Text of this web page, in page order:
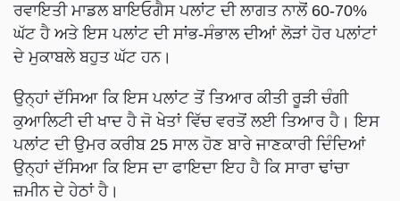
ਰਵਾਇਤੀ ਮਾਡਲ ਬਾਇਓਗੈਸ ਪਲਾਂਟ ਦੀ ਲਾਗਤ ਨਾਲੋਂ 60-70%
ਘੱਟ ਹੈ ਅਤੇ ਇਸ ਪਲਾਂਟ ਦੀ ਸਾਂਭ-ਸੰਭਾਲ ਦੀਆਂ ਲੋੜਾਂ ਹੋਰ ਪਲਾਂਟਾਂ
ਦੇ ਮੁਕਾਬਲੇ ਬਹੁਤ ਘੱਟ ਹਨ।
ਉਨ੍ਹਾਂ ਦੱਸਿਆ ਕਿ ਇਸ ਪਲਾਂਟ ਤੋਂ ਤਿਆਰ ਕੀਤੀ ਰੂੜੀ ਚੰਗੀ
ਕੁਆਲਿਟੀ ਦੀ ਖਾਦ ਹੈ ਜੋ ਖੇਤਾਂ ਵਿੱਚ ਵਰਤੋਂ ਲਈ ਤਿਆਰ ਹੈ। ਇਸ
ਪਲਾਂਟ ਦੀ ਉਮਰ ਕਰੀਬ 25 ਸਾਲ ਹੋਣ ਬਾਰੇ ਜਾਣਕਾਰੀ ਦਿੰਦਿਆਂ
ਉਨ੍ਹਾਂ ਦੱਸਿਆ ਕਿ ਇਸ ਦਾ ਫਾਇਦਾ ਇਹ ਹੈ ਕਿ ਸਾਰਾ ਢਾਂਚਾ
ਜ਼ਮੀਨ ਦੇ ਹੇਠਾਂ ਹੈ।